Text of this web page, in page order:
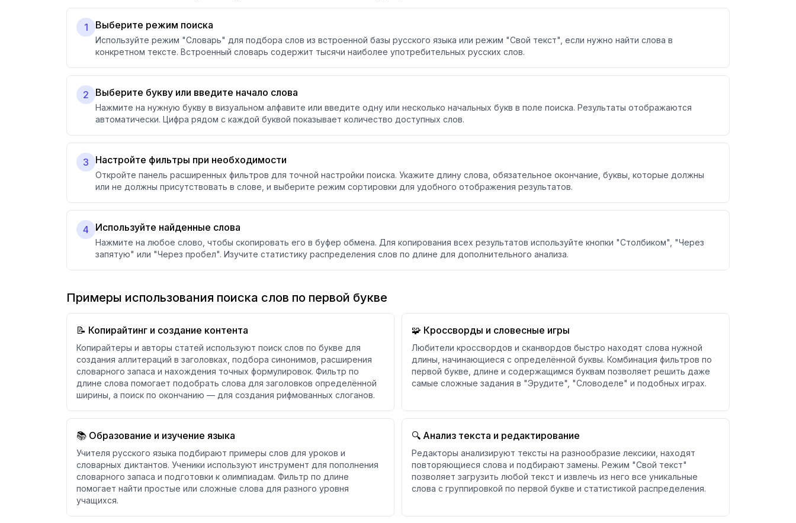
1 Выберите режим поиска
Используйте режим "Словарь" для подбора слов из встроенной базы русского языка или режим "Свой текст", если нужно найти слова в
конкретном тексте. Встроенный словарь содержит тысячи наиболее употребительных русских слов.
2 Выберите букву или введите начало слова
Нажмите на нужную букву в визуальном алфавите или введите одну или несколько начальных букв в поле поиска. Результаты отображаются
автоматически. Цифра рядом с каждой буквой показывает количество доступных слов.
3 Настройте фильтры при необходимости
Откройте панель расширенных фильтров для точной настройки поиска. Укажите длину слова, обязательное окончание, буквы, которые должны
или не должны присутствовать в слове, и выберите режим сортировки для удобного отображения результатов.
4 Используйте найденные слова
Нажмите на любое слово, чтобы скопировать его в буфер обмена. Для копирования всех результатов используйте кнопки "Столбиком", "Через
запятую" или "Через пробел". Изучите статистику распределения слов по длине для дополнительного анализа.
Примеры использования поиска слов по первой букве
📝 Копирайтинг и создание контента
Копирайтеры и авторы статей используют поиск слов по букве для
создания аллитераций в заголовках, подбора синонимов, расширения
словарного запаса и нахождения точных формулировок. Фильтр по
длине слова помогает подобрать слова для заголовков определённой
ширины, а поиск по окончанию — для создания рифмованных слоганов.
🧩 Кроссворды и словесные игры
Любители кроссвордов и сканвордов быстро находят слова нужной
длины, начинающиеся с определённой буквы. Комбинация фильтров по
первой букве, длине и содержащимся буквам позволяет решить даже
самые сложные задания в "Эрудите", "Словоделе" и подобных играх.
📚 Образование и изучение языка
Учителя русского языка подбирают примеры слов для уроков и
словарных диктантов. Ученики используют инструмент для пополнения
словарного запаса и подготовки к олимпиадам. Фильтр по длине
помогает найти простые или сложные слова для разного уровня
учащихся.
🔍 Анализ текста и редактирование
Редакторы анализируют тексты на разнообразие лексики, находят
повторяющиеся слова и подбирают замены. Режим "Свой текст"
позволяет загрузить любой текст и извлечь из него все уникальные
слова с группировкой по первой букве и статистикой распределения.